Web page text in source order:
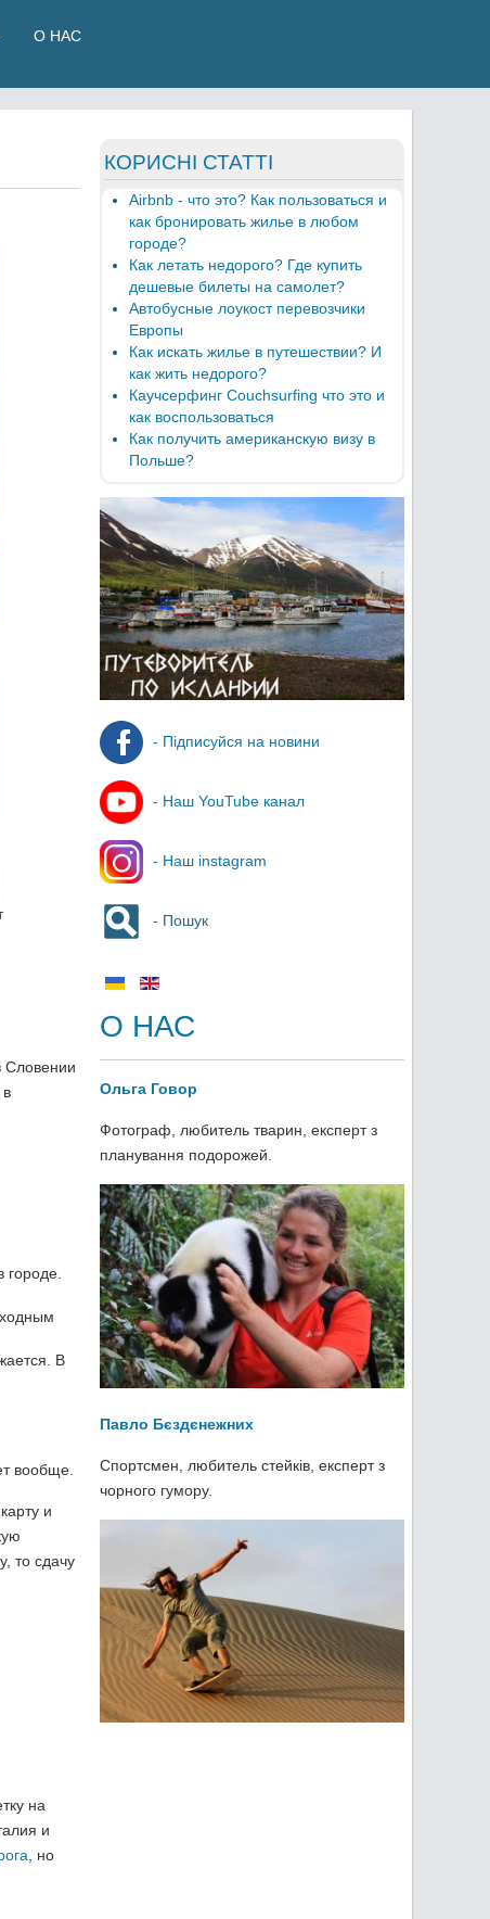
О НАС
Словении
В
вообще.
и
то сдачу
на
и
, но
КОРИСНІ СТАТТІ
Airbnb - что это? Как пользоваться и
как бронировать жилье в любом
городе?
Как летать недорого? Где купить
дешевые билеты на самолет?
Автобусные лоукост перевозчики
Европы
Как искать жилье в путешествии? И
как жить недорого?
Каучсерфинг Couchsurfing что это и
как воспользоваться
Как получить американскую визу в
Польше?
- Підписуйся на новини
- Наш YouTube канал
- Наш instagram
- Пошук
О НАС
Ольга Говор
Фотограф, любитель тварин, експерт з
планування подорожей.
Павло Бєздєнежних
Спортсмен, любитель стейків, експерт з
чорного гумору.